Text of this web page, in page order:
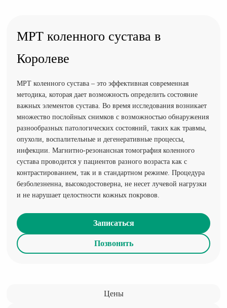
МРТ коленного сустава в
Королеве
МРТ коленного сустава – это эффективная современная
методика, которая дает возможность определить состояние
важных элементов сустава. Во время исследования возникает
множество послойных снимков с возможностью обнаружения
разнообразных патологических состояний, таких как травмы,
опухоли, воспалительные и дегенеративные процессы,
инфекции. Магнитно-резонансная томография коленного
сустава проводится у пациентов разного возраста как с
контрастированием, так и в стандартном режиме. Процедура
безболезненна, высокодостоверна, не несет лучевой нагрузки
и не нарушает целостности кожных покровов.
Записаться
Позвонить
Цены